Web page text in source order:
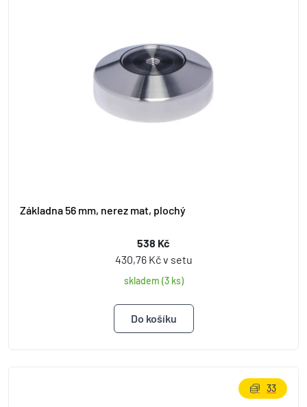
Základna 56 mm, nerez mat, plochý
538 Kč
430,76 Kč v setu
skladem (3 ks)
33